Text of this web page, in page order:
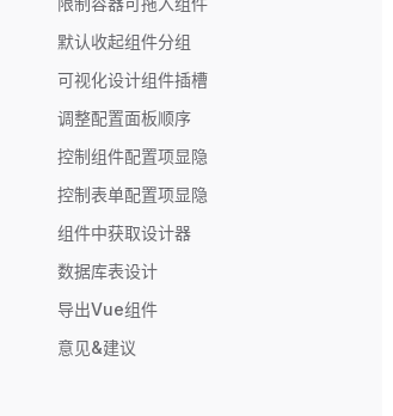
默认收起组件分组
可视化设计组件插槽
调整配置面板顺序
控制组件配置项显隐
控制表单配置项显隐
组件中获取设计器
数据库表设计
导出Vue组件
意见&建议